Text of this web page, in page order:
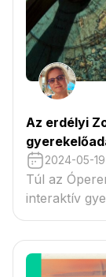
Az erdélyi
2024-05-
Túl az
interaktív